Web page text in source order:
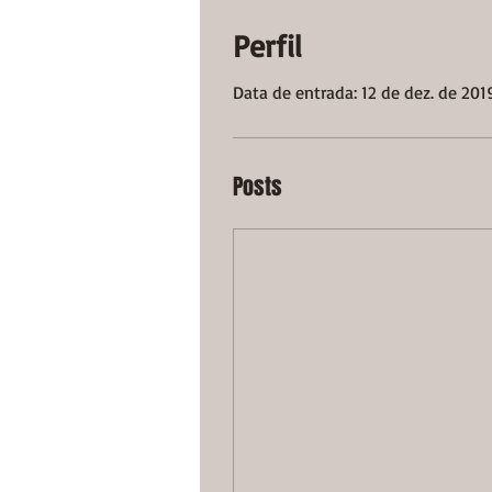
Perfil
Data de entrada: 12 de dez. de
Posts